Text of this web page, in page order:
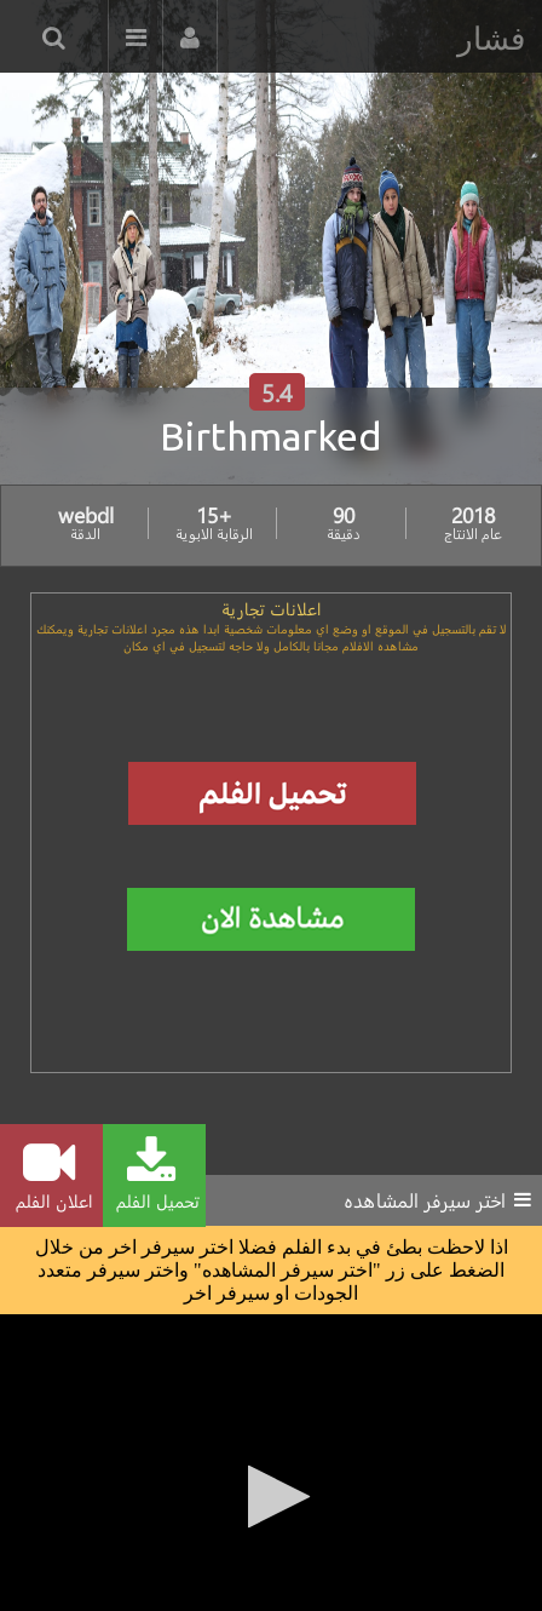
فشار
Birthmarked
5.4
2018
عام الانتاج
90
دقيقة
+15
الرقابة الابوية
webdl
الدقة
اعلانات تجارية
لا تقم بالتسجيل في الموقع او وضع اي معلومات شخصية ابدا هذه مجرد اعلانات تجارية ويمكنك
مشاهده الافلام مجانا بالكامل ولا حاجه لتسجيل في اي مكان
تحميل الفلم اعلان الفلم اختر سيرفر المشاهده
اذا لاحظت بطئ في بدء الفلم فضلا اختر سيرفر اخر من خلال
الضغط على زر "اختر سيرفر المشاهده" واختر سيرفر متعدد
الجودات او سيرفر اخر